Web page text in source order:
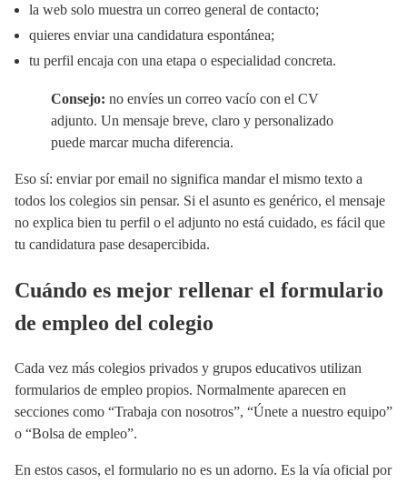
la web solo muestra un correo general de contacto;
quieres enviar una candidatura espontánea;
tu perfil encaja con una etapa o especialidad concreta.
Consejo: no envíes un correo vacío con el CV
adjunto. Un mensaje breve, claro y personalizado
puede marcar mucha diferencia.
Eso sí: enviar por email no significa mandar el mismo texto a
todos los colegios sin pensar. Si el asunto es genérico, el mensaje
no explica bien tu perfil o el adjunto no está cuidado, es fácil que
tu candidatura pase desapercibida.
Cuándo es mejor rellenar el formulario
de empleo del colegio
Cada vez más colegios privados y grupos educativos utilizan
formularios de empleo propios. Normalmente aparecen en
secciones como “Trabaja con nosotros”, “Únete a nuestro equipo”
o “Bolsa de empleo”.
En estos casos, el formulario no es un adorno. Es la vía oficial por